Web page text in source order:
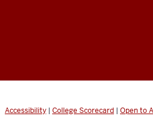
Accessibility | College Scorecard | Open to